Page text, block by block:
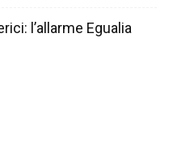
l’allarme Egualia